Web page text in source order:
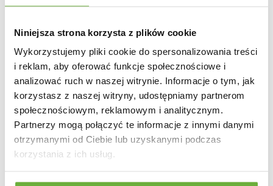
Niniejsza strona korzysta z plików cookie
Wykorzystujemy pliki cookie do spersonalizowania treści
i reklam, aby oferować funkcje społecznościowe i
analizować ruch w naszej witrynie. Informacje o tym, jak
korzystasz z naszej witryny, udostępniamy partnerom
społecznościowym, reklamowym i analitycznym.
Partnerzy mogą połączyć te informacje z innymi danymi
otrzymanymi od Ciebie lub uzyskanymi podczas
korzystania z ich usług.